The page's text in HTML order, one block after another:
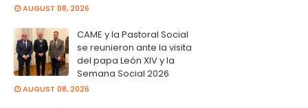
AUGUST 08, 2026
CAME y la Pastoral Social
se reunieron ante la visita
del papa León XIV y la
Semana Social 2026
AUGUST 08, 2026